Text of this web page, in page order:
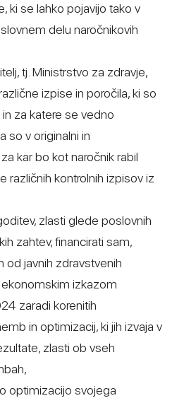
ki se lahko pojavijo tako v
delu naročnikovih
tj. Ministrstvo za zdravje,
izpise in poročila, ki so
za katere se vedno
so v originalni in
kar bo kot naročnik rabil
različnih kontrolnih izpisov iz
zlasti glede poslovnih
zahtev, financirati sam,
od javnih zdravstvenih
izkazom
zaradi korenitih
in optimizacij, ki jih izvaja v
zlasti ob vseh
optimizacijo svojega